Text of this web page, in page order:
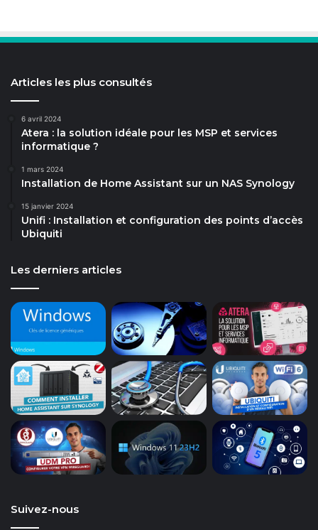
Articles les plus consultés
6 avril 2024
Atera : la solution idéale pour les MSP et services
informatique ?
1 mars 2024
Installation de Home Assistant sur un NAS Synology
15 janvier 2024
Unifi : Installation et configuration des points d’accès
Ubiquiti
Les derniers articles
Suivez-nous